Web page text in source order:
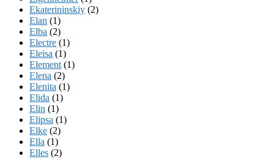
Ekaterininskiy (2)
Elan (1)
Elba (2)
Electre (1)
Eleisa (1)
Element (1)
Elena (2)
Elenita (1)
Elida (1)
Elin (1)
Elipsa (1)
Elke (2)
Ella (1)
Elles (2)